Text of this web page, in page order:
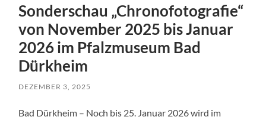
Sonderschau „Chronofotografie“
von November 2025 bis Januar
2026 im Pfalzmuseum Bad
Dürkheim
DEZEMBER 3, 2025
Bad Dürkheim – Noch bis 25. Januar 2026 wird im